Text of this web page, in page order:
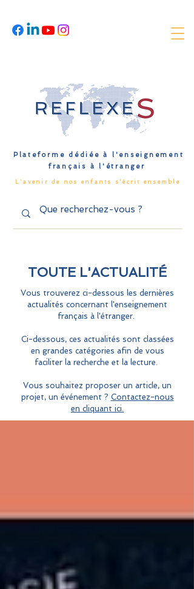
Plateforme dédiée à l'enseignement
français à l'étranger
L'avenir de nos enfants s'écrit ensemble
TOUTE L'ACTUALITÉ
Vous trouverez ci-dessous les dernières
actualités concernant l'enseignement
français à l'étranger.
Ci-dessous, ces actualités sont classées
en grandes catégories afin de vous
faciliter la recherche et la lecture.
Vous souhaitez proposer un article, un
projet, un événement ? Contactez-nous
en cliquant ici.